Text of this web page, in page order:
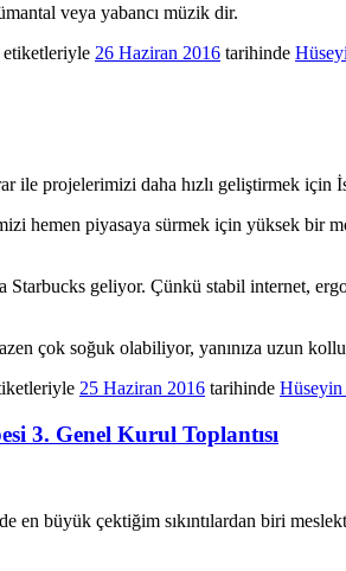
veya yabancı müzik dir.
etiketleriyle 26 Haziran 2016 tarihinde
ile projelerimizi daha hızlı geliştirmek için
hemen piyasaya sürmek için yüksek bir
Starbucks geliyor. Çünkü stabil internet,
çok soğuk olabiliyor, yanınıza uzun
25 Haziran 2016 tarihinde Hüseyin
3. Genel Kurul Toplantısı
en büyük çektiğim sıkıntılardan biri